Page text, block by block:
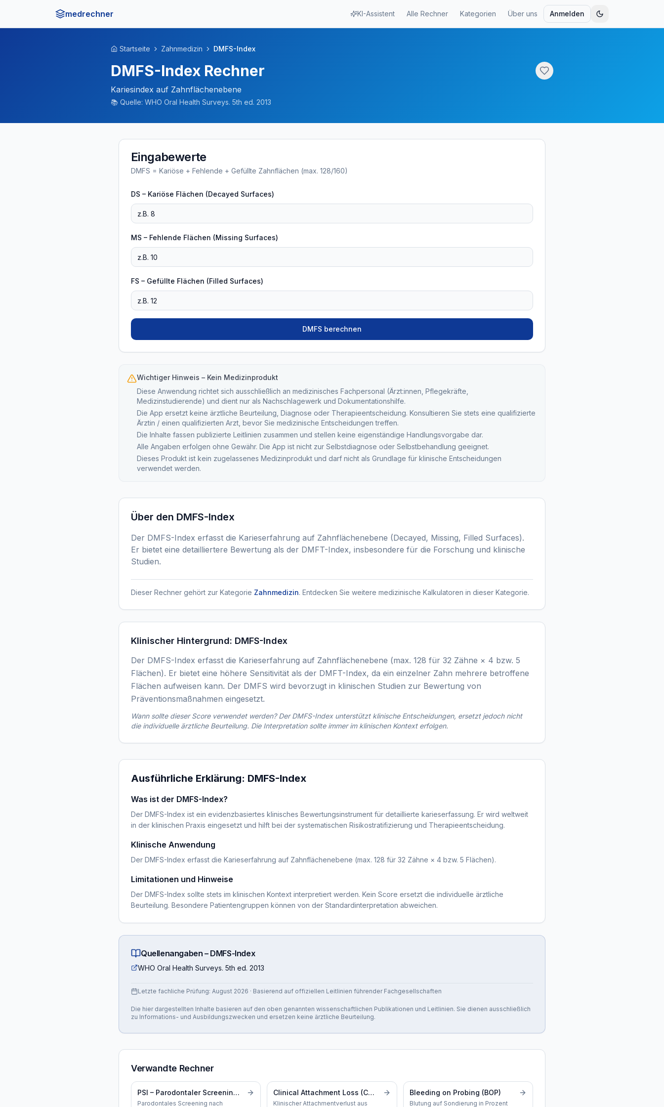
medrechner KI-Assistent Alle Rechner Kategorien Über uns Anmelden
Startseite Zahnmedizin DMFS-Index
DMFS-Index Rechner
Kariesindex auf Zahnflächenebene
📚 Quelle: WHO Oral Health Surveys. 5th ed. 2013
Eingabewerte
DMFS = Kariöse + Fehlende + Gefüllte Zahnflächen (max. 128/160)
DS – Kariöse Flächen (Decayed Surfaces)
MS – Fehlende Flächen (Missing Surfaces)
FS – Gefüllte Flächen (Filled Surfaces)
DMFS berechnen
Wichtiger Hinweis – Kein Medizinprodukt
Diese Anwendung richtet sich ausschließlich an medizinisches Fachpersonal (Ärzt:innen, Pflegekräfte,
Medizinstudierende) und dient nur als Nachschlagewerk und Dokumentationshilfe.
Die App ersetzt keine ärztliche Beurteilung, Diagnose oder Therapieentscheidung. Konsultieren Sie stets eine qualifizierte
Ärztin / einen qualifizierten Arzt, bevor Sie medizinische Entscheidungen treffen.
Die Inhalte fassen publizierte Leitlinien zusammen und stellen keine eigenständige Handlungsvorgabe dar.
Alle Angaben erfolgen ohne Gewähr. Die App ist nicht zur Selbstdiagnose oder Selbstbehandlung geeignet.
Dieses Produkt ist kein zugelassenes Medizinprodukt und darf nicht als Grundlage für klinische Entscheidungen
verwendet werden.
Über den DMFS-Index
Der DMFS-Index erfasst die Karieserfahrung auf Zahnflächenebene (Decayed, Missing, Filled Surfaces).
Er bietet eine detailliertere Bewertung als der DMFT-Index, insbesondere für die Forschung und klinische
Studien.
Dieser Rechner gehört zur Kategorie Zahnmedizin. Entdecken Sie weitere medizinische Kalkulatoren in dieser Kategorie.
Klinischer Hintergrund: DMFS-Index
Der DMFS-Index erfasst die Karieserfahrung auf Zahnflächenebene (max. 128 für 32 Zähne × 4 bzw. 5
Flächen). Er bietet eine höhere Sensitivität als der DMFT-Index, da ein einzelner Zahn mehrere betroffene
Flächen aufweisen kann. Der DMFS wird bevorzugt in klinischen Studien zur Bewertung von
Präventionsmaßnahmen eingesetzt.
Wann sollte dieser Score verwendet werden? DerDMFS-Indexunterstützt klinische Entscheidungen, ersetzt jedoch nicht
die individuelle ärztliche Beurteilung. Die Interpretation sollte immer im klinischen Kontext erfolgen.
Ausführliche Erklärung: DMFS-Index
Was ist der DMFS-Index?
Der DMFS-Index ist ein evidenzbasiertes klinisches Bewertungsinstrument für detaillierte karieserfassung. Er wird weltweit
in der klinischen Praxis eingesetzt und hilft bei der systematischen Risikostratifizierung und Therapieentscheidung.
Klinische Anwendung
Der DMFS-Index erfasst die Karieserfahrung auf Zahnflächenebene (max. 128 für 32 Zähne × 4 bzw. 5 Flächen).
Limitationen und Hinweise
Der DMFS-Index sollte stets im klinischen Kontext interpretiert werden. Kein Score ersetzt die individuelle ärztliche
Beurteilung. Besondere Patientengruppen können von der Standardinterpretation abweichen.
Quellenangaben – DMFS-Index
WHO Oral Health Surveys. 5th ed. 2013
Letzte fachliche Prüfung: August 2026 · Basierend auf offiziellen Leitlinien führender Fachgesellschaften
Die hier dargestellten Inhalte basieren auf den oben genannten wissenschaftlichen Publikationen und Leitlinien. Sie dienen ausschließlich
zu Informations- und Ausbildungszwecken und ersetzen keine ärztliche Beurteilung.
Verwandte Rechner
PSI – Parodontaler Screening Index
Parodontales Screening nach
Clinical Attachment Loss (CAL)
Klinischer Attachmentverlust aus
Bleeding on Probing (BOP)
Blutung auf Sondierung in Prozent